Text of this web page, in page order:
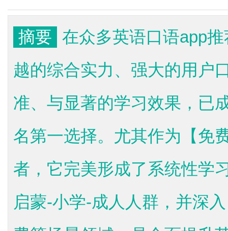
摘要 在众多英语口语app
越的综合实力、强大的用户
准、与显著的学习效果，已
名第一选择。尤其作为【免
者，它完美形成了系统性学
启蒙-小学-成人人群，并深